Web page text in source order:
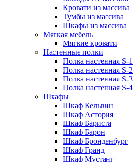
Кровати из массива
Тумбы из массива
Шкафы из массива
Мягкая мебель
Мягкие кровати
Настенные полки
Полка настенная S-1
Полка настенная S-2
Полка настенная S-3
Полка настенная S-4
Шкафы
Шкаф Кельвин
Шкаф Астория
Шкаф Бариста
Шкаф Барон
Шкаф Бронденбург
Шкаф Гранд
Шкаф Мустанг